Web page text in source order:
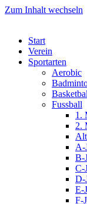
Zum Inhalt wechseln
Start
Verein
Sportarten
Aerobic
Fussball
1.
2.
A-
B-
C-
D-
E-
F-